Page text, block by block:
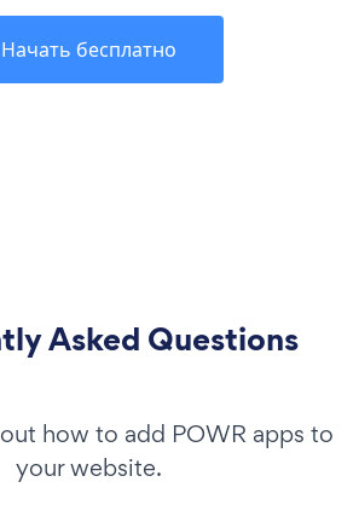
Начать бесплатно
Asked Questions
how to add POWR apps to
your website.